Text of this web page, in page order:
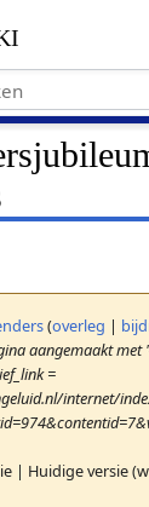
(overleg |
aangemaakt
=
internet/
| Huidige versie